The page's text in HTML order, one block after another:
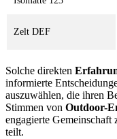
Zelt DEF
Solche direkten
informierte
auszuwählen, die ihren
Stimmen von Outdoor-
engagierte Gemeinschaft
teilt.